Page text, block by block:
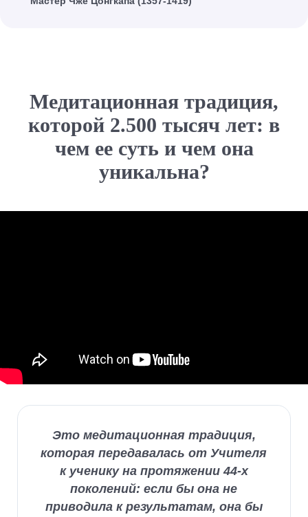
Медитационная традиция,
которой 2.500 тысяч лет: в
чем ее суть и чем она
уникальна?
Это медитационная традиция,
которая передавалась от Учителя
к ученику на протяжении 44-х
поколений: если бы она не
приводила к результатам, она бы